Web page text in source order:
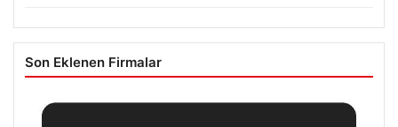
Son Eklenen Firmalar